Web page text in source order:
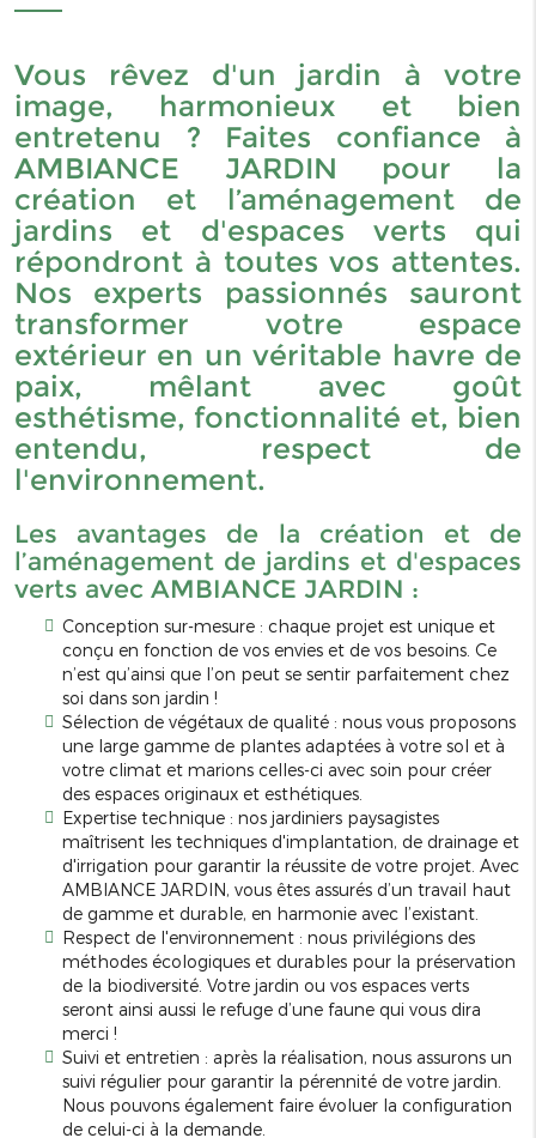
Vous rêvez d'un jardin à votre
image, harmonieux et bien
entretenu ? Faites confiance à
AMBIANCE JARDIN pour la
création et l’aménagement de
jardins et d'espaces verts qui
répondront à toutes vos attentes.
Nos experts passionnés sauront
transformer votre espace
extérieur en un véritable havre de
paix, mêlant avec goût
esthétisme, fonctionnalité et, bien
entendu, respect de
l'environnement.
Les avantages de la création et de
l’aménagement de jardins et d'espaces
verts avec AMBIANCE JARDIN :
Conception sur-mesure : chaque projet est unique et
conçu en fonction de vos envies et de vos besoins. Ce
n’est qu’ainsi que l’on peut se sentir parfaitement chez
soi dans son jardin !
Sélection de végétaux de qualité : nous vous proposons
une large gamme de plantes adaptées à votre sol et à
votre climat et marions celles-ci avec soin pour créer
des espaces originaux et esthétiques.
Expertise technique : nos jardiniers paysagistes
maîtrisent les techniques d'implantation, de drainage et
d'irrigation pour garantir la réussite de votre projet. Avec
AMBIANCE JARDIN, vous êtes assurés d’un travail haut
de gamme et durable, en harmonie avec l’existant.
Respect de l'environnement : nous privilégions des
méthodes écologiques et durables pour la préservation
de la biodiversité. Votre jardin ou vos espaces verts
seront ainsi aussi le refuge d’une faune qui vous dira
merci !
Suivi et entretien : après la réalisation, nous assurons un
suivi régulier pour garantir la pérennité de votre jardin.
Nous pouvons également faire évoluer la configuration
de celui-ci à la demande.